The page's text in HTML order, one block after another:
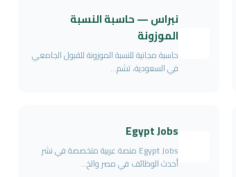
نبراس — حاسبة النسبة
الموزونة
حاسبة مجانية للنسبة الموزونة للقبول الجامعي
في السعودية، تشم...
Egypt Jobs
Egypt Jobs منصة عربية متخصصة في نشر
أحدث الوظائف في مصر والخ...